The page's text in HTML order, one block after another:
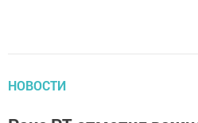
НОВОСТИ